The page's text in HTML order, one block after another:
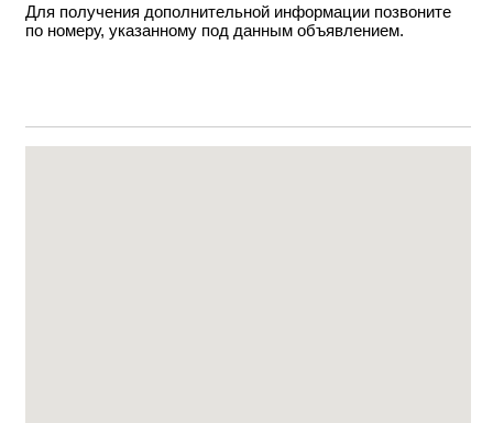
Для получения дополнительной информации позвоните
по номеру, указанному под данным объявлением.